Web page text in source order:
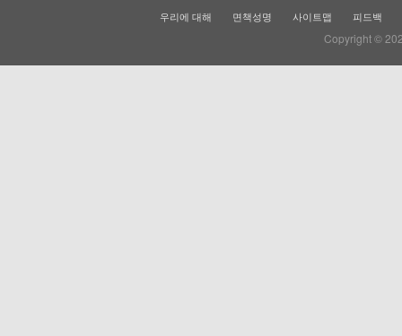
우리에 대해 면책성명 사이트맵 피드백
Copyright ©